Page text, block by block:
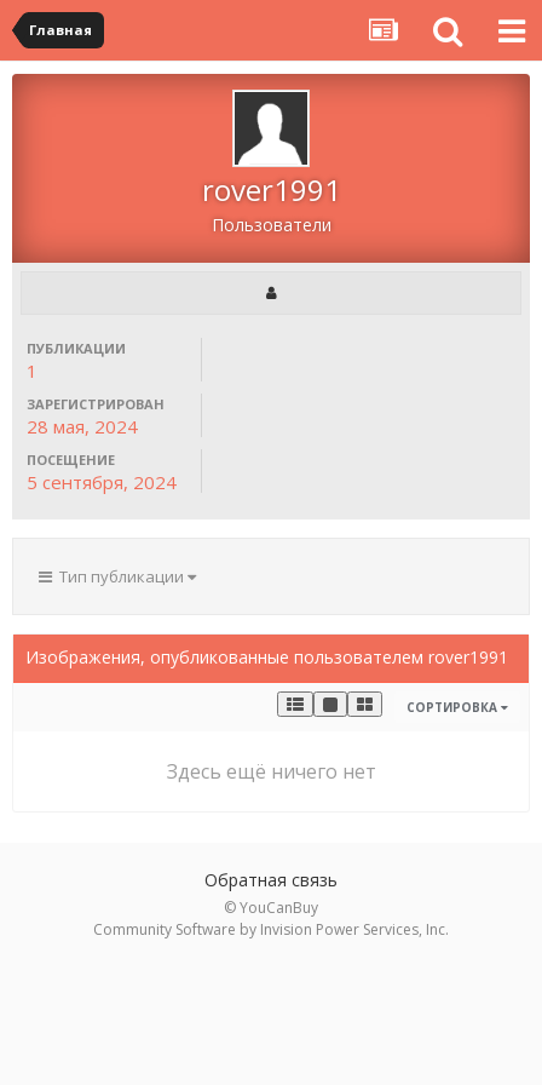
Главная
rover1991
Пользователи
ПУБЛИКАЦИИ
1
ЗАРЕГИСТРИРОВАН
28 мая, 2024
ПОСЕЩЕНИЕ
5 сентября, 2024
Тип публикации
Изображения, опубликованные пользователем rover1991
СОРТИРОВКА
Здесь ещё ничего нет
Обратная связь
© YouCanBuy
Community Software by Invision Power Services, Inc.